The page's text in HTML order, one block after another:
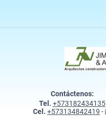
Contáctenos:
Tel. +573182434135
Cel. +573134842419 -